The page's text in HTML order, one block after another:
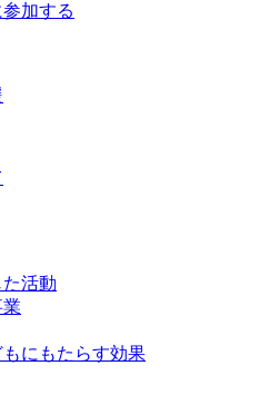
加する
活動
にもたらす効果